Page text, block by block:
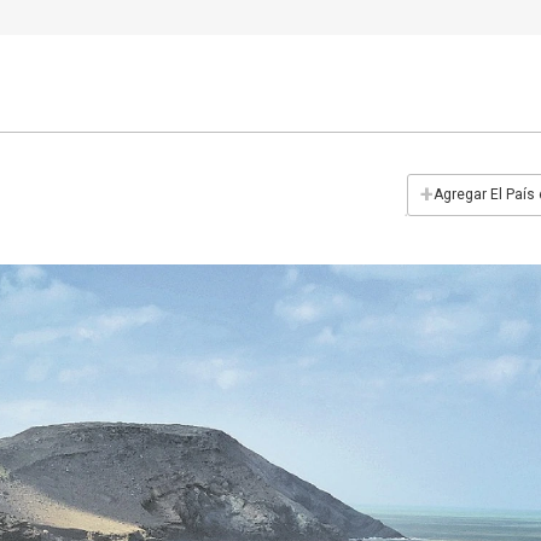
+Agregar El País